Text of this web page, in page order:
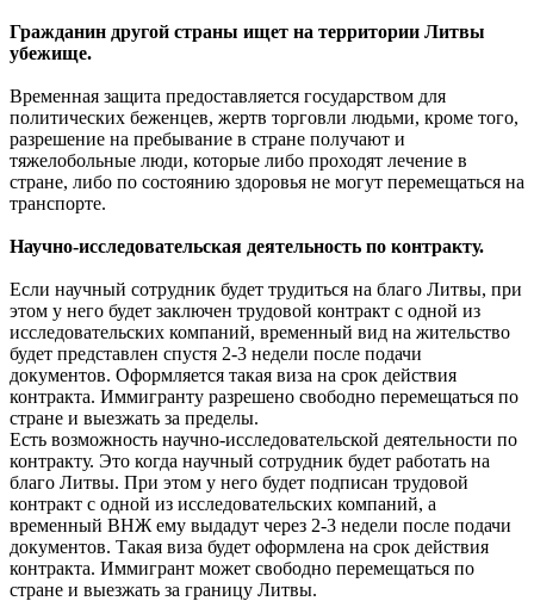
Гражданин другой страны ищет на территории Литвы
убежище.
Временная защита предоставляется государством для
политических беженцев, жертв торговли людьми, кроме того,
разрешение на пребывание в стране получают и
тяжелобольные люди, которые либо проходят лечение в
стране, либо по состоянию здоровья не могут перемещаться на
транспорте.
Научно-исследовательская деятельность по контракту.
Если научный сотрудник будет трудиться на благо Литвы, при
этом у него будет заключен трудовой контракт с одной из
исследовательских компаний, временный вид на жительство
будет представлен спустя 2-3 недели после подачи
документов. Оформляется такая виза на срок действия
контракта. Иммигранту разрешено свободно перемещаться по
стране и выезжать за пределы.
Есть возможность научно-исследовательской деятельности по
контракту. Это когда научный сотрудник будет работать на
благо Литвы. При этом у него будет подписан трудовой
контракт с одной из исследовательских компаний, а
временный ВНЖ ему выдадут через 2-3 недели после подачи
документов. Такая виза будет оформлена на срок действия
контракта. Иммигрант может свободно перемещаться по
стране и выезжать за границу Литвы.